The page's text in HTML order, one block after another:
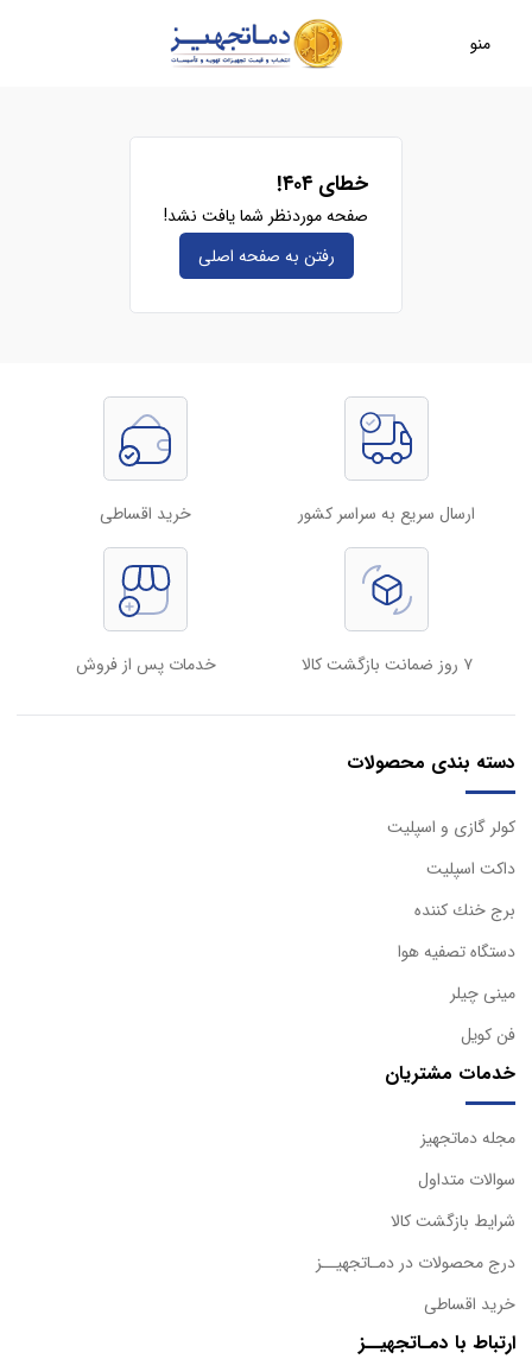
منو
خطای ۴۰۴!
صفحه موردنظر شما یافت نشد!
رفتن به صفحه‌ اصلی
ارسال سریع به سراسر کشور خرید اقساطی
۷ روز ضمانت بازگشت کالا خدمات پس از فروش
دسته بندی محصولات
كولر گازی و اسپليت
داكت اسپليت
برج خنك كننده
دستگاه تصفيه هوا
مینی چیلر
فن کویل
خدمات مشتریان
مجله دماتجهیز
سوالات متداول
شرایط بازگشت کالا
درج محصولات در دمـاتجهیــز
خرید اقساطی
ارتباط با دمـاتجهیــز